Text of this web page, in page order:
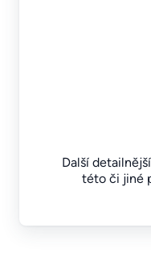
Další
této či jiné